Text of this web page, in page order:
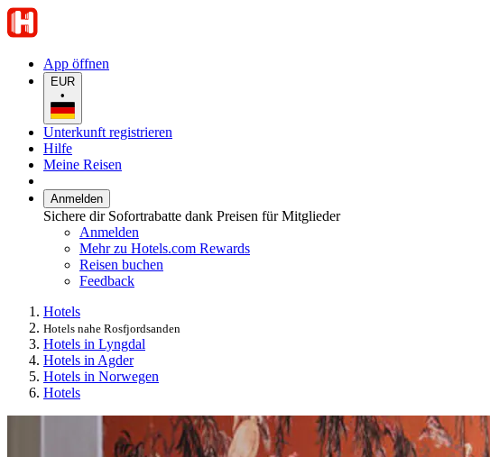
App öffnen
EUR
•
Unterkunft registrieren
Hilfe
Meine Reisen
Anmelden
Sichere dir Sofortrabatte dank Preisen für Mitglieder
Anmelden
Mehr zu Hotels.com Rewards
Reisen buchen
Feedback
Hotels
Hotels nahe Rosfjordsanden
Hotels in Lyngdal
Hotels in Agder
Hotels in Norwegen
Hotels